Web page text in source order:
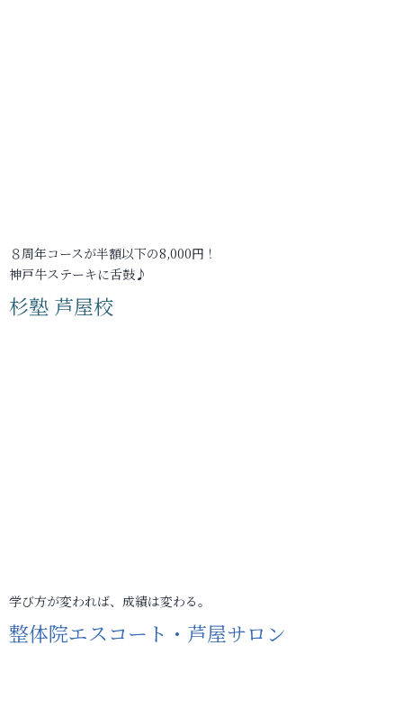
８周年コースが半額以下の8,000円！
神戸牛ステーキに舌鼓♪
杉塾 芦屋校
学び方が変われば、成績は変わる。
整体院エスコート・芦屋サロン